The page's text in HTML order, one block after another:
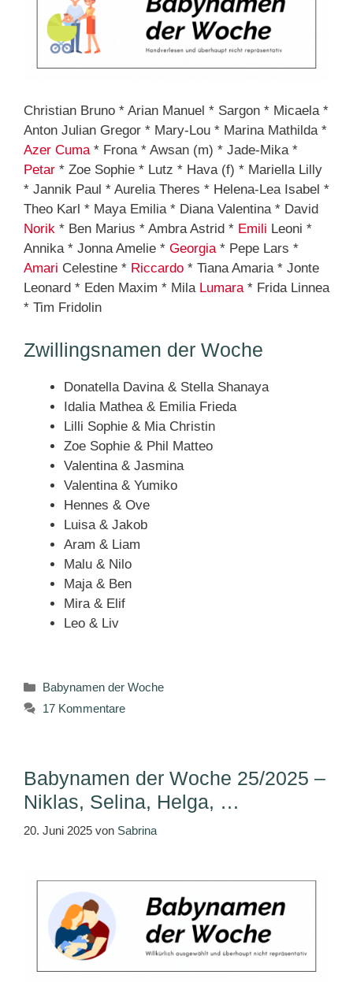
Christian Bruno * Arian Manuel * Sargon * Micaela *
Anton Julian Gregor * Mary-Lou * Marina Mathilda *
Azer Cuma* Frona * Awsan (m) * Jade-Mika *
Petar * Zoe Sophie * Lutz * Hava (f) * Mariella Lilly
* Jannik Paul * Aurelia Theres * Helena-Lea Isabel *
Theo Karl * Maya Emilia * Diana Valentina * David
Norik * Ben Marius * Ambra Astrid * Emili Leoni *
Annika * Jonna Amelie * Georgia* Pepe Lars *
Amari Celestine * Riccardo * Tiana Amaria * Jonte
Leonard * Eden Maxim * Mila Lumara* Frida Linnea
* Tim Fridolin
Zwillingsnamen der Woche
Donatella Davina & Stella Shanaya
Idalia Mathea & Emilia Frieda
Lilli Sophie & Mia Christin
Zoe Sophie & Phil Matteo
Valentina & Jasmina
Valentina & Yumiko
Hennes & Ove
Luisa & Jakob
Aram & Liam
Malu & Nilo
Maja & Ben
Mira & Elif
Leo & Liv
Kategorien
Babynamen der Woche
17 Kommentare
Babynamen der Woche 25/2025 –
Niklas, Selina, Helga, …
20. Juni 2025 von Sabrina